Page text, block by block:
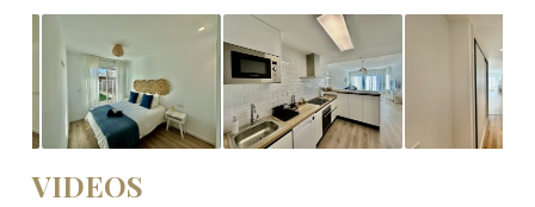
VIDEOS